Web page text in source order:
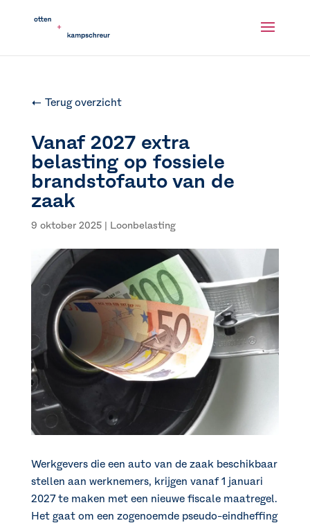
← Terug overzicht
Vanaf 2027 extra
belasting op fossiele
brandstofauto van de
zaak
9 oktober 2025| Loonbelasting
Werkgevers die een auto van de zaak beschikbaar
stellen aan werknemers, krijgen vanaf 1 januari
2027 te maken met een nieuwe fiscale maatregel.
Het gaat om een zogenoemde pseudo-eindheffing